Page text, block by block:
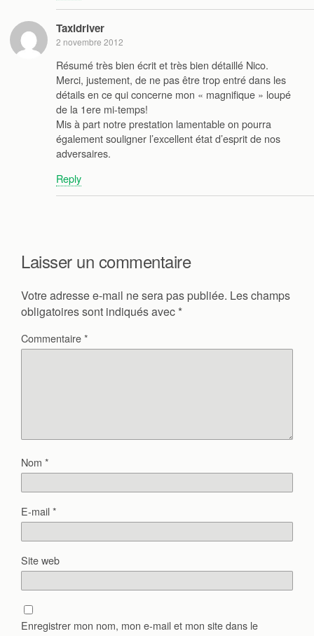
Taxidriver
2 novembre 2012
Résumé très bien écrit et très bien détaillé Nico.
Merci, justement, de ne pas être trop entré dans les
détails en ce qui concerne mon « magnifique » loupé
de la 1ere mi-temps!
Mis à part notre prestation lamentable on pourra
également souligner l’excellent état d’esprit de nos
adversaires.
Reply
Laisser un commentaire
Votre adresse e-mail ne sera pas publiée. Les champs
obligatoires sont indiqués avec *
Commentaire*
Nom *
E-mail*
Site web
Enregistrer mon nom, mon e-mail et mon site dans le